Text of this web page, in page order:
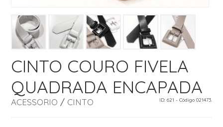
CINTO COURO FIVELA
QUADRADA ENCAPADA
ACESSORIO / CINTO ID: 621 - Código 021473.